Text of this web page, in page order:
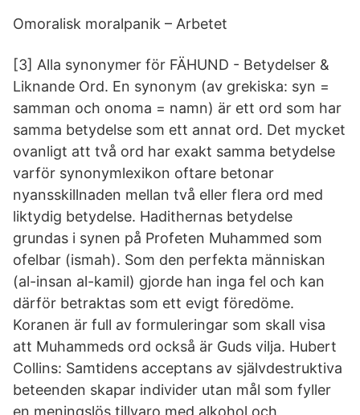
Omoralisk moralpanik – Arbetet
[3] Alla synonymer för FÄHUND - Betydelser &
Liknande Ord. En synonym (av grekiska: syn =
samman och onoma = namn) är ett ord som har
samma betydelse som ett annat ord. Det mycket
ovanligt att två ord har exakt samma betydelse
varför synonymlexikon oftare betonar
nyansskillnaden mellan två eller flera ord med
liktydig betydelse. Hadithernas betydelse
grundas i synen på Profeten Muhammed som
ofelbar (ismah). Som den perfekta människan
(al-insan al-kamil) gjorde han inga fel och kan
därför betraktas som ett evigt föredöme.
Koranen är full av formuleringar som skall visa
att Muhammeds ord också är Guds vilja. Hubert
Collins: Samtidens acceptans av självdestruktiva
beteenden skapar individer utan mål som fyller
en meningslös tillvaro med alkohol och